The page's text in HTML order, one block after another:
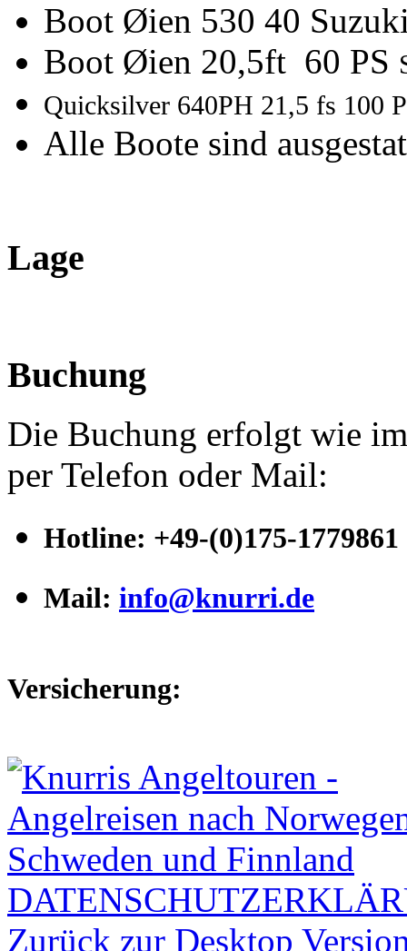
Boot Øien 530 40
Boot Øien 20,5ft 60 PS
Quicksilver 640PH 21,5 fs 100
Alle Boote sind
Lage
Buchung
Die Buchung erfolgt wie
per Telefon oder Mail:
Hotline: +49-(0)175-1779861
Mail: info@knurri.de
Versicherung:
Zurück zur Desktop